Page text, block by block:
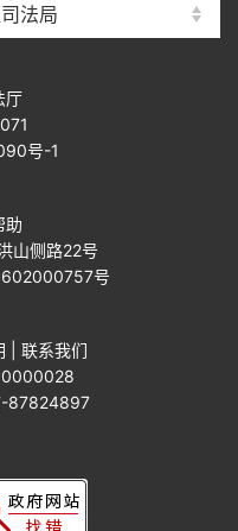
法局
厅
号-1
助
山侧路22号
号
联系我们
87824897